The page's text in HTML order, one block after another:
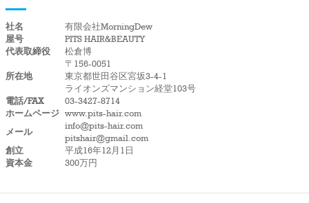
社名
有限会社MorningDew
屋号
PITS HAIR&BEAUTY
代表取締役
松倉博
所在地
〒156-0051
東京都世田谷区宮坂3-4-1
ライオンズマンション経堂103号
電話/FAX
03-3427-8714
ホームページ www.pits-hair.com
メール
info@pits-hair.com
pitshair@gmail.com
創立
平成16年12月1日
資本金
300万円